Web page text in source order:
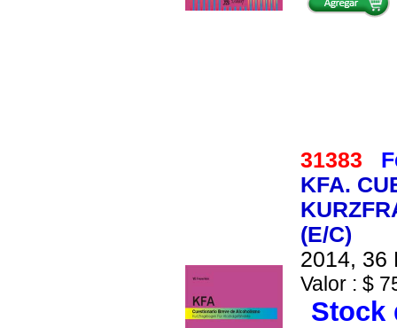
31383
KFA.
(E/C)
2014, 36
Valor : $
Stock